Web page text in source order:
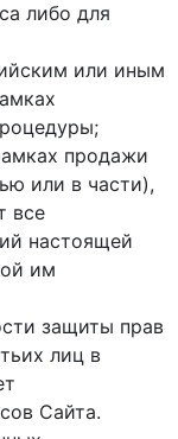
либо для
или иным
продажи
или в части),
все
настоящей
им
защиты прав
лиц в
Сайта.